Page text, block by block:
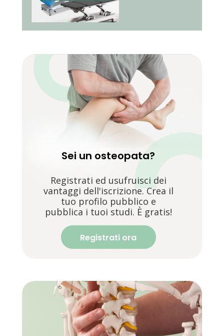
Sei un osteopata?
Registrati ed usufruisci dei
vantaggi dell'iscrizione. Crea il
tuo profilo pubblico e
pubblica i tuoi studi. È gratis!
Registrati ora